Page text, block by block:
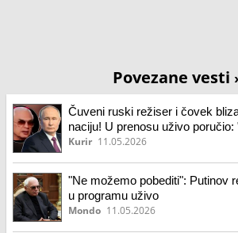
Povezane vesti
Čuveni ruski režiser i čovek
naciju! U prenosu uživo poručio:
možemo da ih pobedimo"
Kurir 11.05.2026
"Ne možemo pobediti": Putinov
u programu uživo
Mondo 11.05.2026